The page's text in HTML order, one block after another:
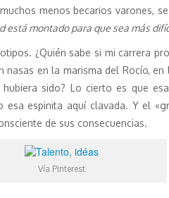
menos becarios varones,
está montado para que sea más
¿Quién sabe si mi carrera
en la marisma del Rocío,
sido? Lo cierto es que
espinita aquí clavada. Y el
de sus consecuencias.
Vía Pinterest